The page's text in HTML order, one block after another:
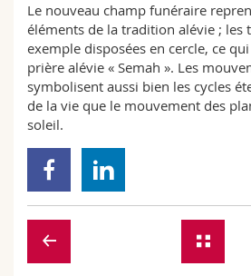
Le nouveau champ funéraire
éléments de la tradition alévie ; les
exemple disposées en cercle, ce
prière alévie « Semah ». Les
symbolisent aussi bien les cycles
de la vie que le mouvement des
soleil.